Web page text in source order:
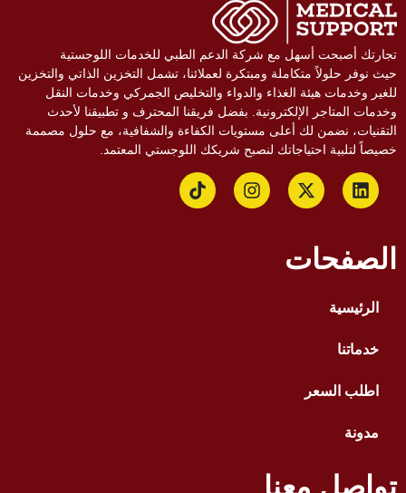
تجارتك أصبحت أسهل مع شركة الدعم الطبي للخدمات اللوجستية
حيث نوفر حلولاً متكاملة ومبتكرة لعملائنا، تشمل التخزين الذاتي والتخزين
للغير وخدمات هيئة الغذاء والدواء والتخليص الجمركي وخدمات النقل
وخدمات المتاجر الإلكترونية. بفضل فريقنا المحترف و تطبيقنا لأحدث
التقنيات، نضمن لك أعلى مستويات الكفاءة والشفافية، مع حلول مصممة
خصيصاً لتلبية احتياجاتك لنصبح شريكك اللوجستي المعتمد.
الصفحات
الرئيسية
خدماتنا
اطلب السعر
مدونة